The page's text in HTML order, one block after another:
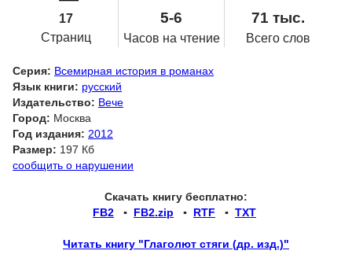
17
Страниц
5-6
Часов на чтение
71 тыс.
Всего слов
Серия: Всемирная история в романах
Язык книги: русский
Издательство: Вече
Город: Москва
Год издания: 2012
Размер: 197 Кб
сообщить о нарушении
Скачать книгу бесплатно:
FB2 ▪ FB2.zip ▪ RTF ▪ TXT
Читать книгу "Глаголют стяги (др. изд.)"